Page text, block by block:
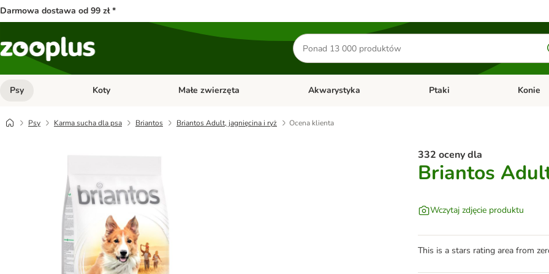
Darmowa dostawa od 99 zł *
Szukaj
produktów
Psy Otwórz menu kategorii: Psy
Koty Otwórz menu kategorii: Koty
Małe zwierzęta Otwórz menu kategorii: Małe zwierzęta
Akwarystyka Otwórz menu kategorii:
Ptaki Otwórz
Konie
Psy Karma sucha dla psa Briantos Briantos Adult, jagnięcina i ryż Ocena klienta
332 oceny dla
Briantos
Wczytaj zdjęcie produktu
This is a stars rating area from